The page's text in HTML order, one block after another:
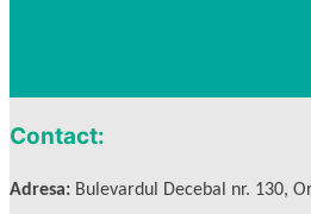
Contact:
Adresa: Bulevardul Decebal nr. 130,